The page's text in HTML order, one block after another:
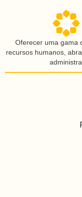
Oferecer uma gama
recursos humanos,